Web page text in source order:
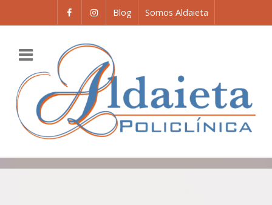
Blog Somos Aldaieta